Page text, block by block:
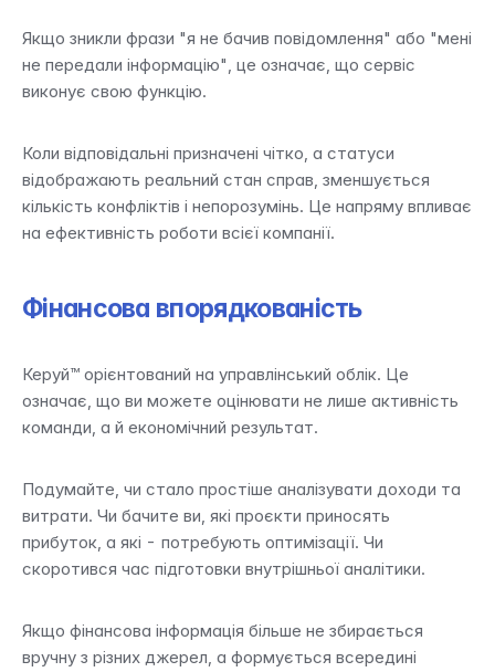
Якщо зникли фрази "я не бачив повідомлення" або "мені
не передали інформацію", це означає, що сервіс
виконує свою функцію.
Коли відповідальні призначені чітко, а статуси
відображають реальний стан справ, зменшується
кількість конфліктів і непорозумінь. Це напряму впливає
на ефективність роботи всієї компанії.
Фінансова впорядкованість
Керуй™ орієнтований на управлінський облік. Це
означає, що ви можете оцінювати не лише активність
команди, а й економічний результат.
Подумайте, чи стало простіше аналізувати доходи та
витрати. Чи бачите ви, які проєкти приносять
прибуток, а які - потребують оптимізації. Чи
скоротився час підготовки внутрішньої аналітики.
Якщо фінансова інформація більше не збирається
вручну з різних джерел, а формується всередині